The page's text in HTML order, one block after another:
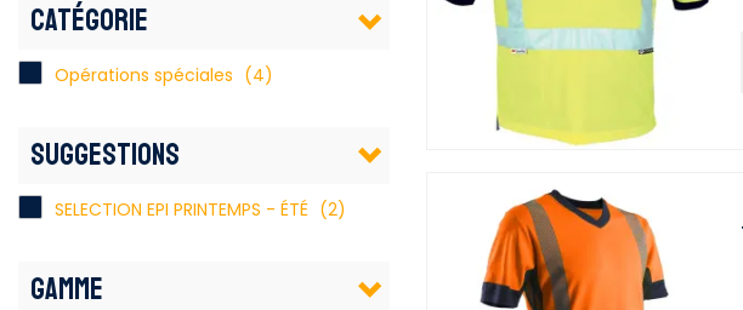
CATÉGORIE
Opérations spéciales (4)
SUGGESTIONS
SELECTION EPI PRINTEMPS - ÉTÉ (2)
GAMME